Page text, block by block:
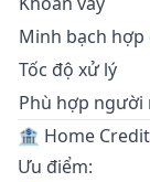
Minh bạch hợp
Tốc độ xử lý
Phù hợp người
🏦 Home
Ưu điểm: